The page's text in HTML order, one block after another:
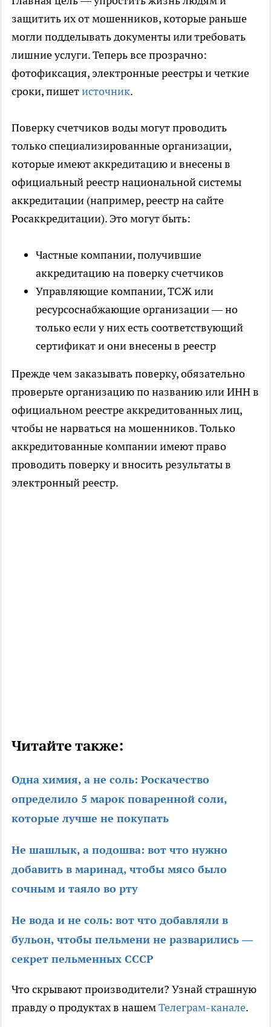
защитить их от мошенников, которые раньше
могли подделывать документы или требовать
лишние услуги. Теперь все прозрачно:
фотофиксация, электронные реестры и четкие
сроки, пишетисточник.
Поверку счетчиков воды могут проводить
только специализированные организации,
которые имеют аккредитацию и внесены в
официальный реестр национальной системы
аккредитации (например, реестр на сайте
Росаккредитации). Это могут быть:
Частные компании, получившие
аккредитацию на поверку счетчиков
Управляющие компании, ТСЖ или
ресурсоснабжающие организации — но
только если у них есть соответствующий
сертификат и они внесены в реестр
Прежде чем заказывать поверку, обязательно
проверьте организацию по названию или ИНН в
официальном реестре аккредитованных лиц,
чтобы не нарваться на мошенников. Только
аккредитованные компании имеют право
проводить поверку и вносить результаты в
электронный реестр.
Читайте также:
Одна химия, а не соль: Роскачество
определило 5 марок поваренной соли,
которые лучше не покупать
Не шашлык, а подошва: вот что нужно
добавить в маринад, чтобы мясо было
сочным и таяло во рту
Не вода и не соль: вот что добавляли в
бульон, чтобы пельмени не разварились —
секрет пельменных СССР
Что скрывают производители? Узнай страшную
правду о продуктах в нашемТелеграм-канале.